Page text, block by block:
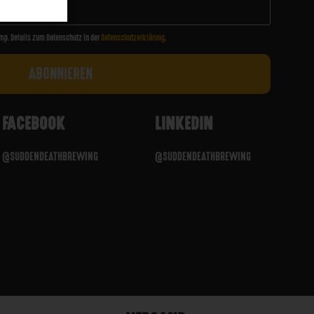
Details zum Datenschutz in der Datenschutzerklärung.
FACEBOOK
@SUDDENDEATHBREWING
LINKEDIN
@SUDDENDEATHBREWING